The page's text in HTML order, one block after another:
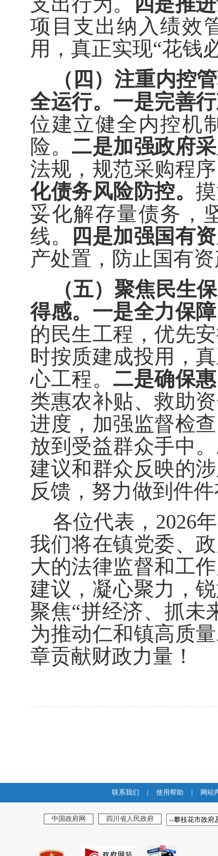
项目支出纳入绩效
用，真正实现“花钱
（四）注重内控
全运行。 一是完善
位建立健全内控机
险。 二是加强政府
法规，规范采购程
化债务风险防控。
妥化解存量债务，
线。
四是加强国有
产处置，防止国有
（五）聚焦民生
得感。 一是全力保
的民生工程，优先
时按质建成投用，
心工程。 二是确保
类惠农补贴、救助
进度，加强监督检
放到受益群众手中。
建议和群众反映的
反馈，努力做到件
各位代表， 2026
我们将在镇党委、
大的法律监督和工
建议，凝心聚力，
聚焦“拼经济、抓未
为推动仁和镇高质
章贡献财政力量！
联系我们 使用帮助 网站
中国政府网 四川省人民政府